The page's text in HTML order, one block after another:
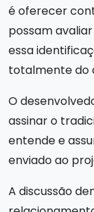
é oferecer
possam
essa
totalmente do
O
assinar o
entende e
enviado ao
A discussão